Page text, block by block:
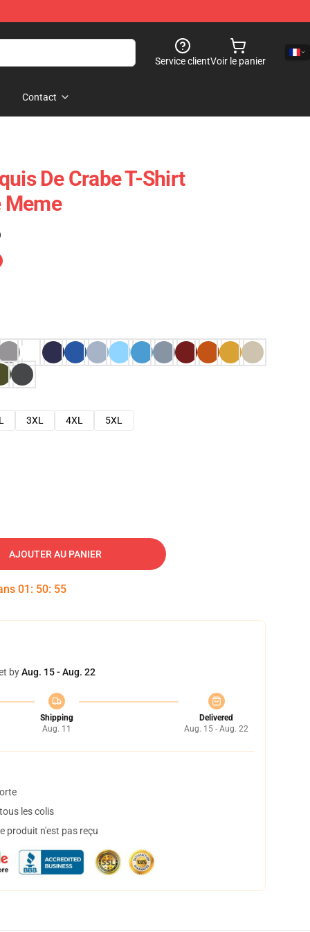
Service clientVoir le panier
Contact
De Crabe T-Shirt
Meme
3XL 4XL
5XL
AJOUTER AU PANIER
01 : 50: 54
byAug. 15 - Aug. 22
Shipping
Aug. 11
Delivered
Aug. 15 - Aug. 22
les colis
produit n'est pas reçu